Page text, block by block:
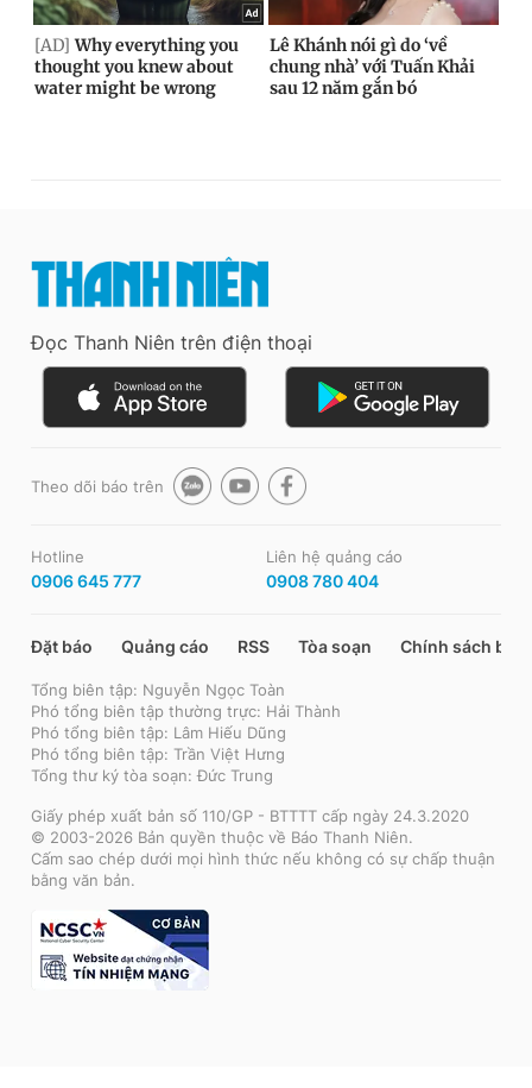
Đọc Thanh Niên trên điện thoại
Theo dõi báo trên
Hotline
0906 645 777
Liên hệ quảng cáo
0908 780 404
Đặt báo Quảng cáo RSS Tòa soạn Chính sách bảo
Tổng biên tập: Nguyễn Ngọc Toàn
Phó tổng biên tập thường trực: Hải Thành
Phó tổng biên tập: Lâm Hiếu Dũng
Phó tổng biên tập: Trần Việt Hưng
Tổng thư ký tòa soạn: Đức Trung
Giấy phép xuất bản số 110/GP - BTTTT cấp ngày 24.3.2020
© 2003-2026 Bản quyền thuộc về Báo Thanh Niên.
Cấm sao chép dưới mọi hình thức nếu không có sự chấp thuận
bằng văn bản.